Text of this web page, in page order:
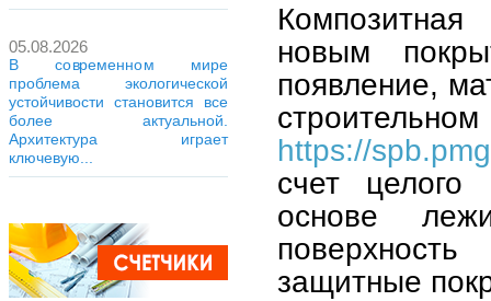
05.08.2026
В современном мире
проблема экологической
устойчивости становится все
более актуальной.
Архитектура играет
ключевую...
новым
появление,
https://
счет
основе
защитные